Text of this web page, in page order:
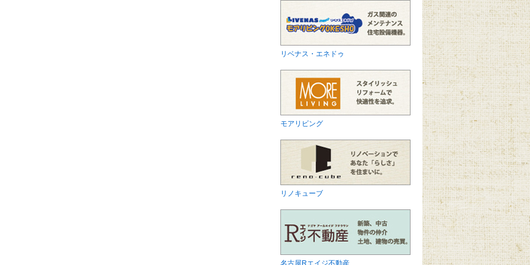
リベナス・エネドゥ
モアリビング
リノキューブ
名古屋Rエイジ不動産